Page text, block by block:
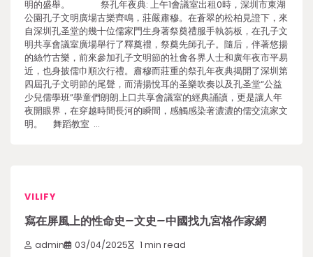
明的盛舉。 祭孔年夜典: 上午1會議室出租0時，深圳市東湖
公園孔子文明廣場古樂齊鳴，莊嚴肅穆。在蒼翠的松柏見證下，來
自深圳孔圣堂的幾十位儒家門生身著祭奠禮服手執笏板，在孔子文
明共享會議室廣場舉行了釋奠禮，祭奠先師孔子。隨后，伴著悠揚
的絲竹古樂，前來參加孔子文明節的社會各界人士和廣年夜市平易
近，也身披儒巾順次行禮。肅穆而莊重的祭孔年夜典揭開了深圳第
四屆孔子文明節的尾聲，而清揚悅耳的圣樂吹奏以及孔圣堂“公益
少兒儒學班”學童們朗朗上口共享會議室的經典誦讀，更是讓人年
夜開眼界，在穿越時間長河的瞬間，感觸感染著濃濃的儒交流家文
明。 舞蹈教室 …
VILIFY
寫在屏風上的性命史–文史–中國找九宮格作家網
admin 03/04/2025 1 min read